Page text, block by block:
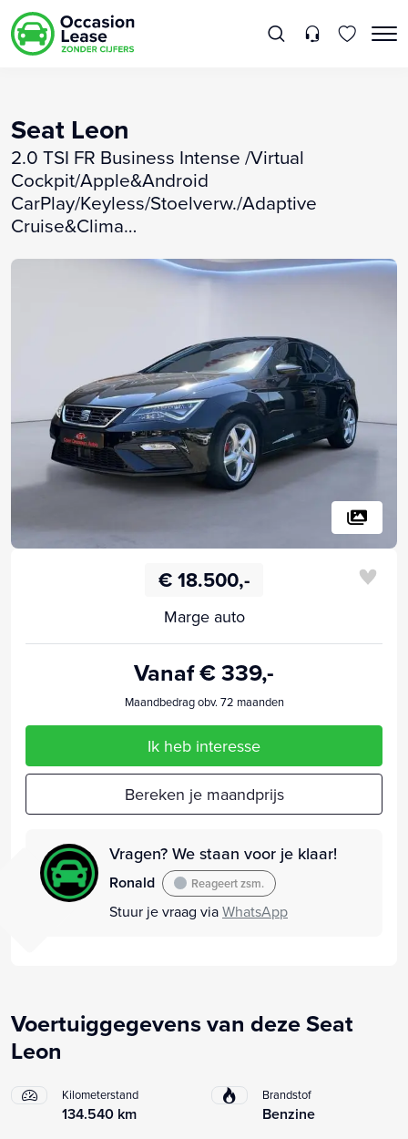
Seat Leon
2.0 TSI FR Business Intense /Virtual
Cockpit/Apple&Android
CarPlay/Keyless/Stoelverw./Adaptive
Cruise&Clima
GARANTIE*)
€ 18.500,-
Marge auto
Vanaf € 339,-
Maandbedrag obv. 72 maanden
Ik heb interesse
Bereken je maandprijs
Vragen? We staan voor je klaar!
Ronald Reageert zsm.
Stuur je vraag viaWhatsApp
Voertuiggegevens van deze Seat
Leon
Kilometerstand
134.540 km
Brandstof
Benzine